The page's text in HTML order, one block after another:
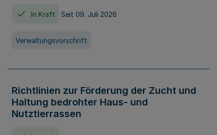
In Kraft Seit 09. Juli 2026
Verwaltungsvorschrift
Richtlinien zur Förderung der Zucht und
Haltung bedrohter Haus- und
Nutztierrassen